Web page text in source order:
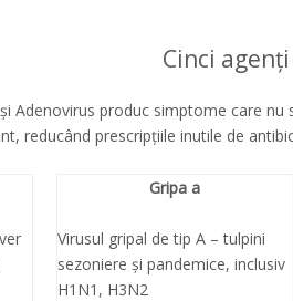
Cinci
și Adenovirus produc simptome care
reducând prescripțiile inutile de
Gripa a
Virusul gripal de tip A – tulpini
sezoniere și pandemice, inclusiv
H1N1, H3N2